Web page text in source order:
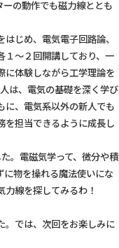
の動作でも磁力線ととも
じめ、電気電子回路論、
１～２回開講しており、一
に体験しながら工学理論を
は、電気の基礎を深く学び
に、電気系以外の新人でも
を担当できるように成長し
。電磁気学って、微分や積
に物を操れる魔法使いにな
線を探してみるわ！
。では、次回をお楽しみに